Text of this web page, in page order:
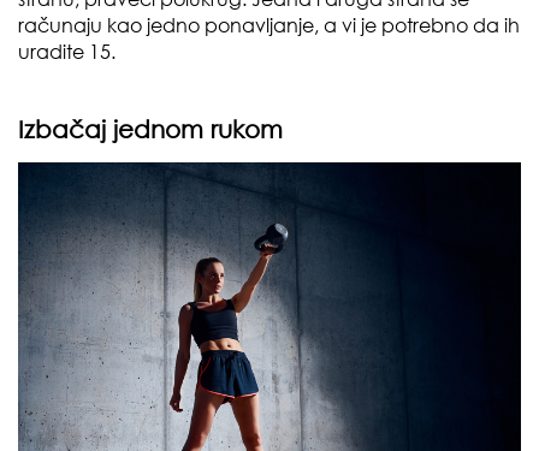
računaju kao jedno ponavljanje, a vi je potrebno da ih
uradite 15.
Izbačaj jednom rukom